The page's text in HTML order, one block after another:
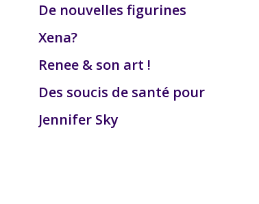
De nouvelles figurines
Xena?
Renee & son art !
Des soucis de santé pour
Jennifer Sky